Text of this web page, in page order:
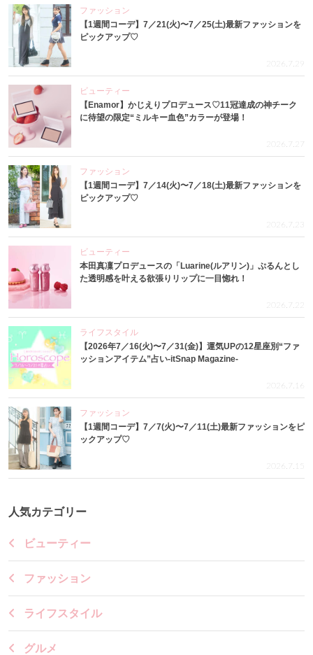
ファッション
【1週間コーデ】7／21(火)〜7／25(土)最新ファッションを
ピックアップ♡
2026.7.29
ビューティー
【Enamor】かじえりプロデュース♡11冠達成の神チーク
に待望の限定“ミルキー血色”カラーが登場！
2026.7.27
ファッション
【1週間コーデ】7／14(火)〜7／18(土)最新ファッションを
ピックアップ♡
2026.7.23
ビューティー
本田真凜プロデュースの「Luarine(ルアリン)」ぷるんとし
た透明感を叶える欲張りリップに一目惚れ！
2026.7.22
ライフスタイル
【2026年7／16(火)〜7／31(金)】運気UPの12星座別“ファ
ッションアイテム”占い-itSnap Magazine-
2026.7.16
ファッション
【1週間コーデ】7／7(火)〜7／11(土)最新ファッションをピ
ックアップ♡
2026.7.15
人気カテゴリー
ビューティー
ファッション
ライフスタイル
グルメ